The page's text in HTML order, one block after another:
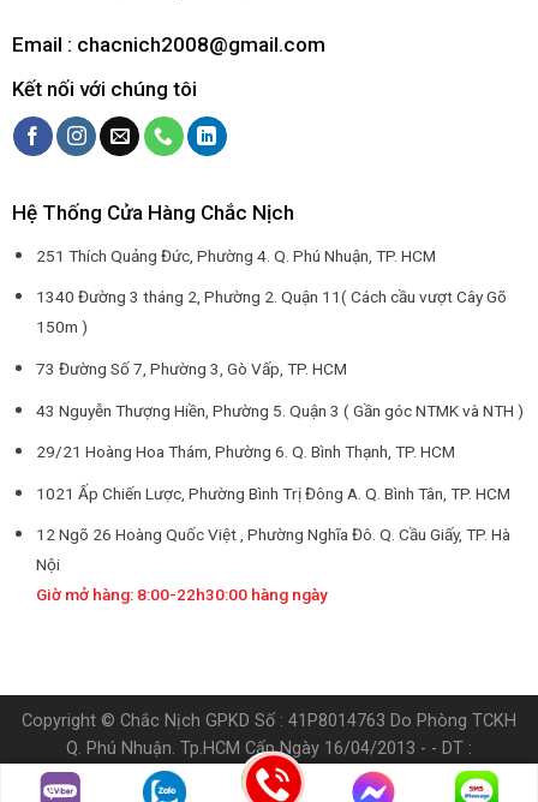
Email : chacnich2008@gmail.com
Kết nối với chúng tôi
Hệ Thống Cửa Hàng Chắc Nịch
251 Thích Quảng Đức, Phường 4. Q. Phú Nhuận, TP. HCM
1340 Đường 3 tháng 2, Phường 2. Quận 11( Cách cầu vượt Cây Gõ
150m )
73 Đường Số 7, Phường 3, Gò Vấp, TP. HCM
43 Nguyễn Thượng Hiền, Phường 5. Quận 3 ( Gần góc NTMK và NTH )
29/21 Hoàng Hoa Thám, Phường 6. Q. Bình Thạnh, TP. HCM
1021 Ấp Chiến Lược, Phường Bình Trị Đông A. Q. Bình Tân, TP. HCM
12 Ngõ 26 Hoàng Quốc Việt , Phường Nghĩa Đô. Q. Cầu Giấy, TP. Hà
Nội
Giờ mở hàng: 8:00-22h30:00 hàng ngày
Copyright © Chắc Nịch GPKD Số : 41P8014763 Do Phòng TCKH
Q. Phú Nhuận. Tp.HCM Cấp Ngày 16/04/2013 - - DT :
0905.538.898